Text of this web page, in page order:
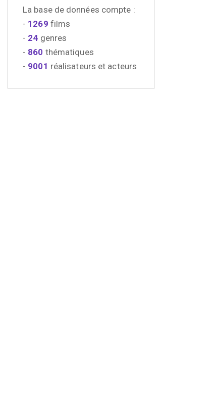
La base de données compte :
- 1269 films
- 24 genres
- 860 thématiques
- 9001 réalisateurs et acteurs